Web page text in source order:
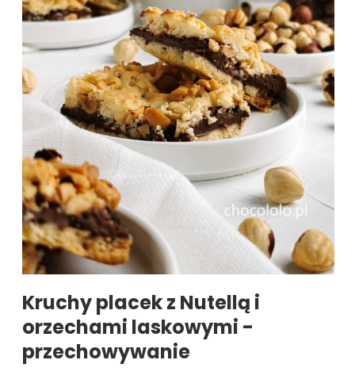
Kruchy placek z Nutellą i
orzechami laskowymi -
przechowywanie